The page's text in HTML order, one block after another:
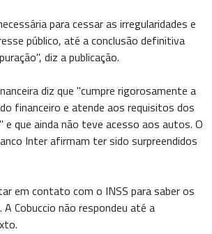
para cessar as irregularidades e
público, até a conclusão definitiva
diz a publicação.
diz que "cumpre rigorosamente a
financeiro e atende aos requisitos dos
e que ainda não teve acesso aos autos. O
Inter afirmam ter sido surpreendidos
em contato com o INSS para saber os
Cobuccio não respondeu até a